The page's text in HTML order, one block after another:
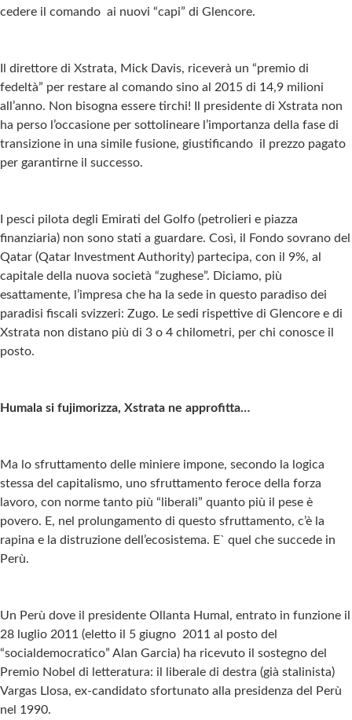
cedere il comando ai nuovi “capi” di Glencore.
Il direttore di Xstrata, Mick Davis, riceverà un “premio di
fedeltà” per restare al comando sino al 2015 di 14,9 milioni
all’anno. Non bisogna essere tirchi! Il presidente di Xstrata non
ha perso l’occasione per sottolineare l’importanza della fase di
transizione in una simile fusione, giustificando il prezzo pagato
per garantirne il successo.
I pesci pilota degli Emirati del Golfo (petrolieri e piazza
finanziaria) non sono stati a guardare. Così, il Fondo sovrano del
Qatar (Qatar Investment Authority) partecipa, con il 9%, al
capitale della nuova società “zughese”. Diciamo, più
esattamente, l’impresa che ha la sede in questo paradiso dei
paradisi fiscali svizzeri: Zugo. Le sedi rispettive di Glencore e di
Xstrata non distano più di 3 o 4 chilometri, per chi conosce il
posto.
Humala si fujimorizza, Xstrata ne approfitta…
Ma lo sfruttamento delle miniere impone, secondo la logica
stessa del capitalismo, uno sfruttamento feroce della forza
lavoro, con norme tanto più “liberali” quanto più il pese è
povero. E, nel prolungamento di questo sfruttamento, c’è la
rapina e la distruzione dell’ecosistema. E` quel che succede in
Perù.
Un Perù dove il presidente Ollanta Humal, entrato in funzione il
28 luglio 2011 (eletto il 5 giugno 2011 al posto del
“socialdemocratico” Alan Garcia) ha ricevuto il sostegno del
Premio Nobel di letteratura: il liberale di destra (già stalinista)
Vargas Llosa, ex-candidato sfortunato alla presidenza del Perù
nel 1990.